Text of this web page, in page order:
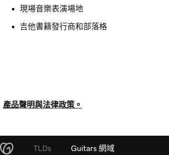
現場音樂表演場地
吉他書籍發行商和部落格
產品聲明與法律政策。
TLDs Guitars 網域